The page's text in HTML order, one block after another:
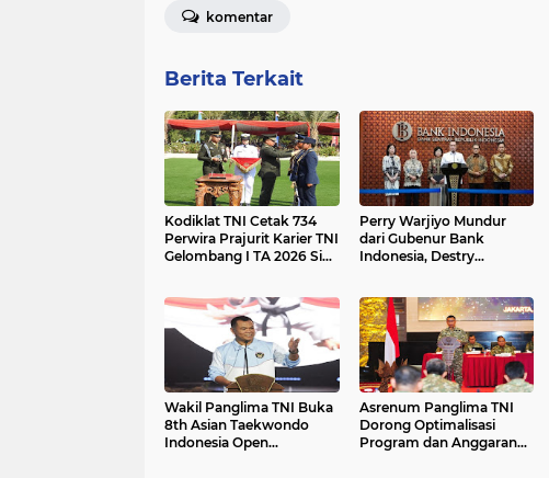
komentar
Berita Terkait
Kodiklat TNI Cetak 734
Perwira Prajurit Karier TNI
Gelombang I TA 2026 Siap
Perry Warjiyo Mundur
dari Gubenur Bank
Indonesia, Destry
Wakil Panglima TNI Buka
8th Asian Taekwondo
Indonesia Open
Asrenum Panglima TNI
Dorong Optimalisasi
Program dan Anggaran